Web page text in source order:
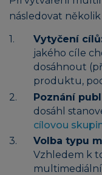
následovat
Vytyčení
jakého cíle
dosáhnout
produktu,
Poznání
dosáhl
cílovou
Volba typu
Vzhledem k